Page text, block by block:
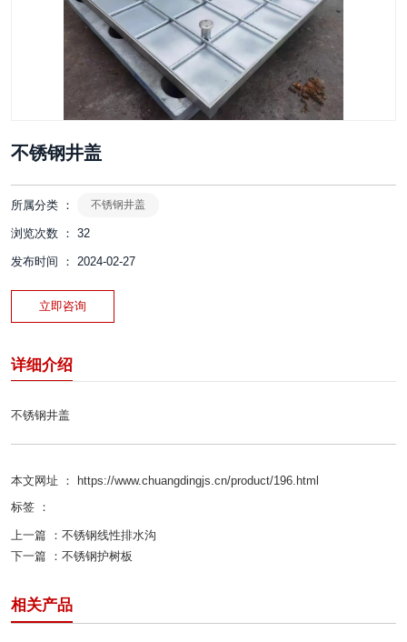
不锈钢井盖
所属分类 ： 不锈钢井盖
浏览次数 ： 32
发布时间 ： 2024-02-27
立即咨询
详细介绍
不锈钢井盖
本文网址 ： https://www.chuangdingjs.cn/product/196.html
标签 ：
上一篇 ： 不锈钢线性排水沟
下一篇 ： 不锈钢护树板
相关产品